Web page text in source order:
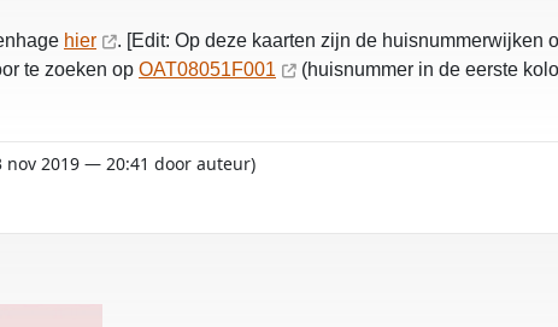
hier
. [Edit: Op deze kaarten zijn de huisnummerwijken
te zoeken op OAT08051F001
(huisnummer in de eerste
2019 — 20:41 door auteur)